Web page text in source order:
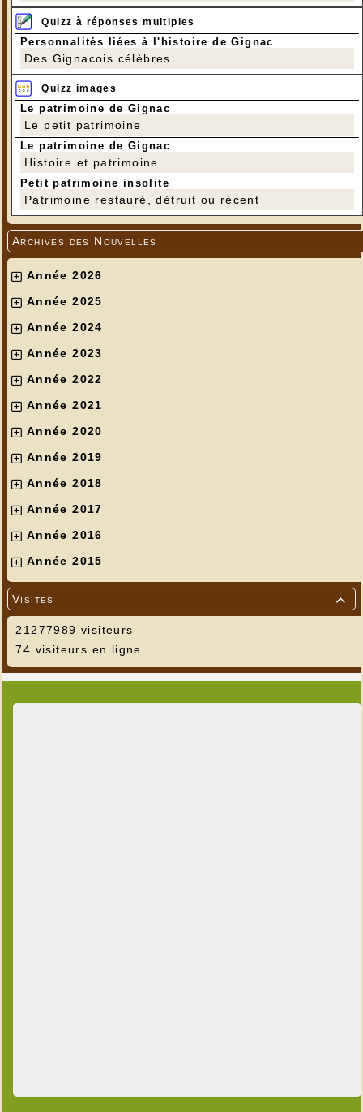
Quizz à réponses multiples
Personnalités liées à l'histoire de Gignac
Des Gignacois célèbres
Quizz images
Le patrimoine de Gignac
Le petit patrimoine
Le patrimoine de Gignac
Histoire et patrimoine
Petit patrimoine insolite
Patrimoine restauré, détruit ou récent
Archives des Nouvelles
Année 2026
Année 2025
Année 2024
Année 2023
Année 2022
Année 2021
Année 2020
Année 2019
Année 2018
Année 2017
Année 2016
Année 2015

Visites
21277989 visiteurs
74 visiteurs en ligne